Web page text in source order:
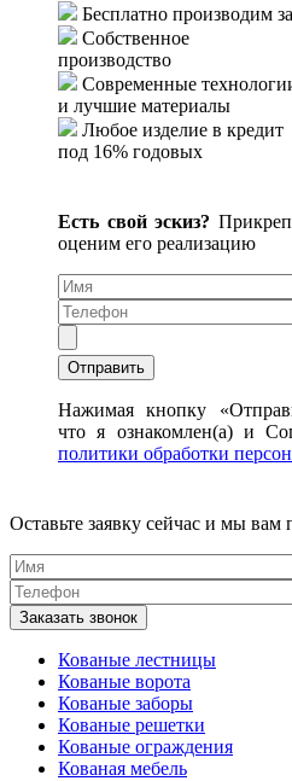
Бесплатно производим
Собственное
производство
Современные
и лучшие материалы
Любое изделие в кредит
под 16% годовых
Есть свой эскиз?
оценим его реализацию
Нажимая кнопку
что я ознакомлен(а) и
политики обработки
Оставьте заявку сейчас и мы вам
Кованые лестницы
Кованые ворота
Кованые заборы
Кованые решетки
Кованые ограждения
Кованая мебель